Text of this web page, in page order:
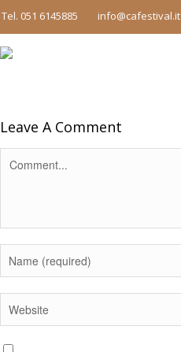
Tel. 051 6145885 info@cafestival.it
Leave A Comment